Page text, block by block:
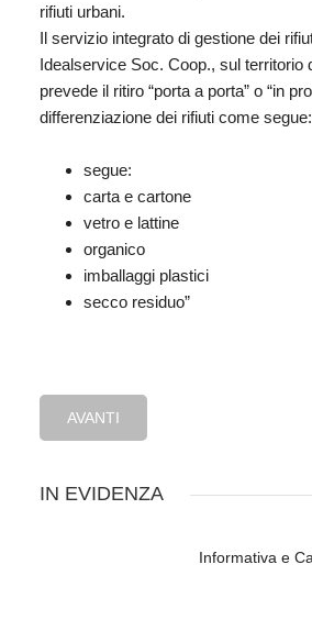
rifiuti urbani.
Il servizio integrato di gestione dei
Idealservice Soc. Coop., sul territorio
prevede il ritiro “porta a porta” o “in
differenziazione dei rifiuti come segue:
segue:
carta e cartone
vetro e lattine
organico
imballaggi plastici
secco residuo”
AVANTI
IN EVIDENZA
Informativa e